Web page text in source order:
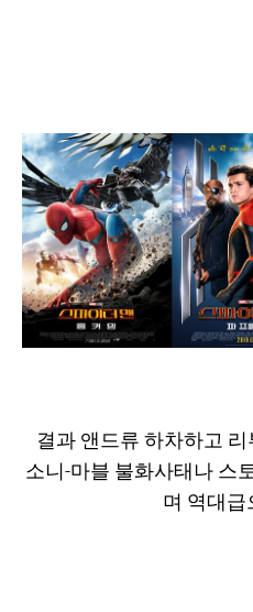
결과 앤드류 하차하고
소니-마블 불화사태나 스
며 역대급